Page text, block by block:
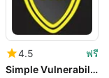
4.5
ฟรี
Simple Vulnerability Manager